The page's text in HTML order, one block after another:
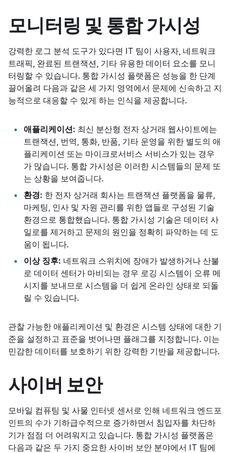
모니터링 및 통합 가시성
강력한 로그 분석 도구가 있다면 IT 팀이 사용자, 네트워크
트래픽, 완료된 트랜잭션, 기타 유용한 데이터 요소를 모니
터링할 수 있습니다. 통합 가시성 플랫폼은 성능을 한 단계
끌어올려 다음과 같은 세 가지 영역에서 문제에 신속하고 지
능적으로 대응할 수 있게 하는 인식을 제공합니다.
애플리케이션: 최신 분산형 전자 상거래 웹사이트에는
트랜잭션, 번역, 통화, 반품, 기타 운영을 위한 별도의 애
플리케이션 또는 마이크로서비스 서비스가 있는 경우
가 많습니다. 통합 가시성은 이러한 시스템들의 문제 또
는 상황을 보여줍니다.
환경: 한 전자 상거래 회사는 트랜잭션 플랫폼을 물류,
마케팅, 인사 및 자원 관리를 위한 앱들로 구성된 기술
환경으로 통합했습니다. 통합 가시성 기술은 데이터 사
일로를 제거하고 문제의 원인을 정확히 파악하는 데 도
움이 됩니다.
이상 징후: 네트워크 스위치에 장애가 발생하거나 산불
로 데이터 센터가 마비되는 경우 로깅 시스템이 오류 메
시지를 보내므로 시스템을 더 쉽게 온라인 상태로 되돌
릴 수 있습니다.
관찰 가능한 애플리케이션 및 환경은 시스템 상태에 대한 기
준을 설정하고 표준을 벗어나면 플래그를 지정합니다. 이는
민감한 데이터를 보호하기 위한 강력한 기반을 제공합니다.
사이버 보안
모바일 컴퓨팅 및 사물 인터넷 센서로 인해 네트워크 엔드포
인트의 수가 기하급수적으로 증가하면서 침입자를 차단하
기가 점점 더 어려워지고 있습니다. 통합 가시성 플랫폼은
다음과 같은 두 가지 중요한 사이버 보안 분야에서 IT 팀에